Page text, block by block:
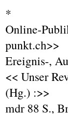
*
Online-
punkt.ch>>
Ereignis-,
<< Unser
(Hg.) :>>
mdr 88 S.,